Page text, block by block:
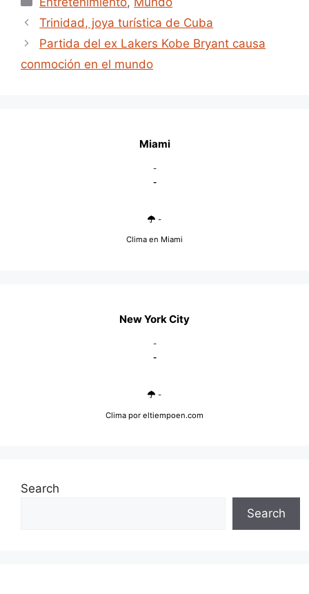
Trinidad, joya turística de Cuba
Partida del ex Lakers Kobe Bryant causa
conmoción en el mundo
Miami
-
-
-
Clima en Miami
New York City
-
-
-
Clima por eltiempoen.com
Search
Search